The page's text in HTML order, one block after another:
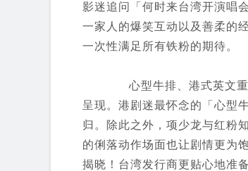
影迷追问「何时来台湾开演唱
一家人的爆笑互动以及善柔的
一次性满足所有铁粉的期待。
心型牛排、港式英文重
呈现。港剧迷最怀念的「心型
归。除此之外，项少龙与红粉
的俐落动作场面也让剧情更为
揭晓！台湾发行商更贴心地准